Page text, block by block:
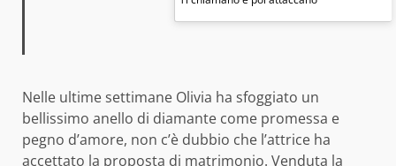
Nelle ultime settimane Olivia ha sfoggiato un
bellissimo anello di diamante come promessa e
pegno d’amore, non c’è dubbio che l’attrice ha
accettato la proposta di matrimonio. Venduta la